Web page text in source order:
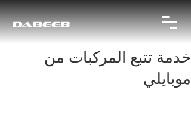
خدمة تتبع المركبات من
موبايلي